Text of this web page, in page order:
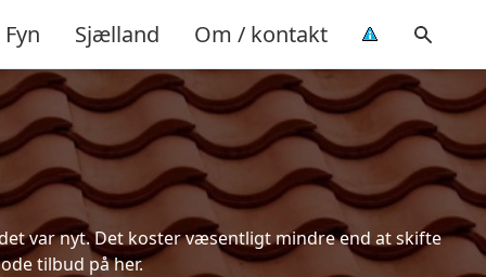
Fyn Sjælland Om / kontakt
var nyt. Det koster væsentligt mindre end at skifte
tilbud på her.